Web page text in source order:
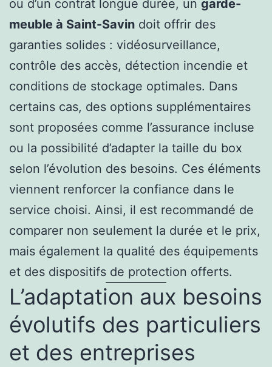
ou d’un contrat longue durée, un garde-
meuble à Saint-Savin doit offrir des
garanties solides : vidéosurveillance,
contrôle des accès, détection incendie et
conditions de stockage optimales. Dans
certains cas, des options supplémentaires
sont proposées comme l’assurance incluse
ou la possibilité d’adapter la taille du box
selon l’évolution des besoins. Ces éléments
viennent renforcer la confiance dans le
service choisi. Ainsi, il est recommandé de
comparer non seulement la durée et le prix,
mais également la qualité des équipements
et des dispositifs de protection offerts.
L’adaptation aux besoins
évolutifs des particuliers
et des entreprises